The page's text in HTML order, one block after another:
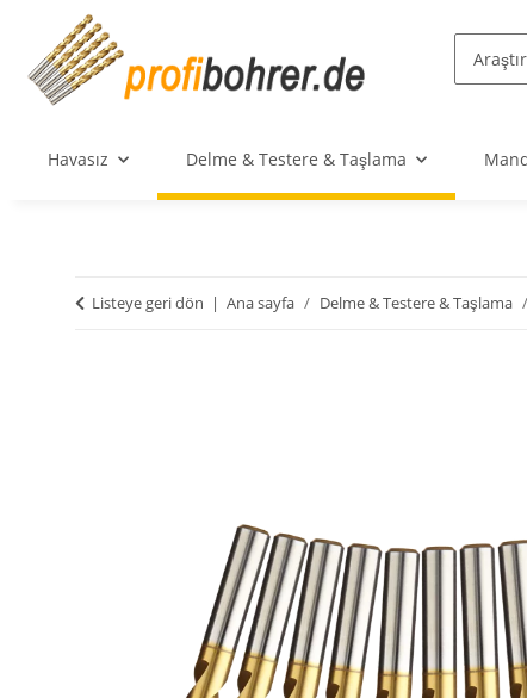
Havasız Delme & Testere & Taşlama
Listeye geri dön Ana sayfa Delme & Testere & Taşlama